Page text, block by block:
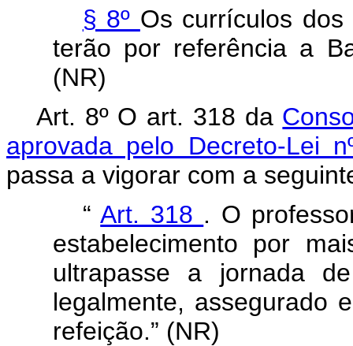
§ 8º Os currículos
terão por referência a
(NR)
Art. 8º O art. 318 da
aprovada pelo Decreto-Lei
passa a vigorar com a
“Art. 318 . O
estabelecimento por
ultrapasse a jornada
legalmente, assegurado
refeição.” (NR)